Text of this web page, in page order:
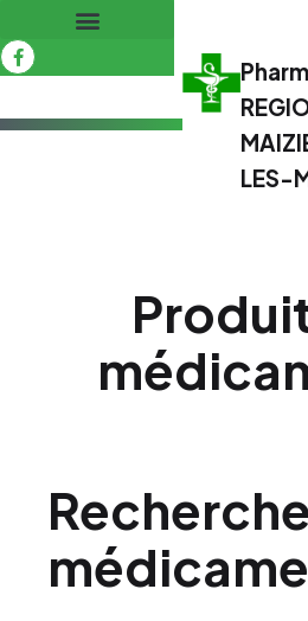
LES-